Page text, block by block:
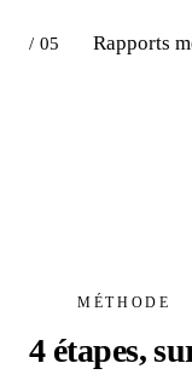
/ 05 Rapports
MÉTHODE
4 étapes,